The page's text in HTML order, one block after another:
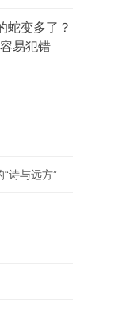
蛇变多了？
易犯错
诗与远方”